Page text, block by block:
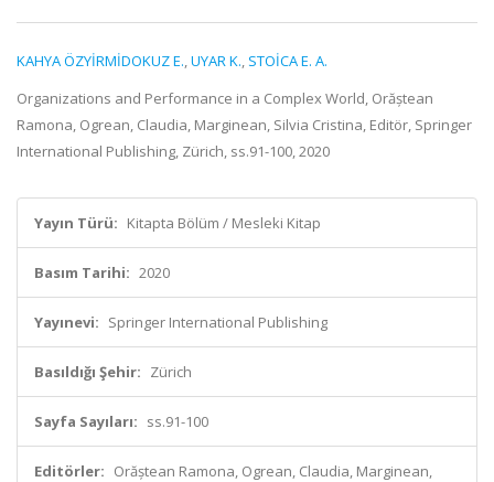
KAHYA ÖZYİRMİDOKUZ E.,UYAR K., STOİCA E. A.
Organizations and Performance in a Complex World, Orăștean
Ramona, Ogrean, Claudia, Marginean, Silvia Cristina, Editör, Springer
International Publishing, Zürich, ss.91-100, 2020
Yayın Türü: Kitapta Bölüm / Mesleki Kitap
Basım Tarihi: 2020
Yayınevi: Springer International Publishing
Basıldığı Şehir: Zürich
Sayfa Sayıları: ss.91-100
Editörler: Orăștean Ramona, Ogrean, Claudia, Marginean,